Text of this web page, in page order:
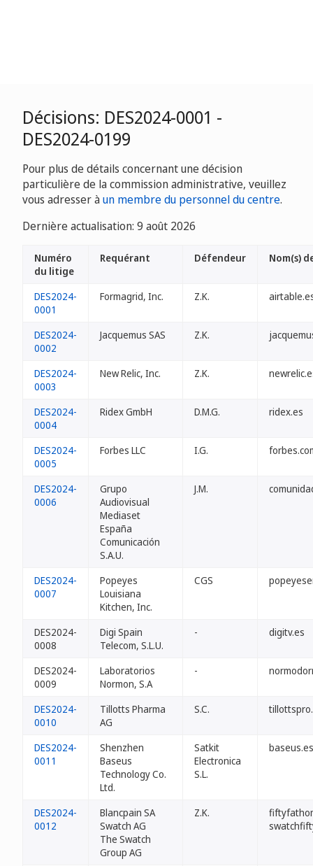
Décisions: DES2024-0001 -
DES2024-0199
Pour plus de détails concernant une décision
particulière de la commission administrative, veuillez
vous adresser àun membre du personnel du centre.
Dernière actualisation: 9 août 2026
Numéro
du litige
Requérant Défendeur Nom(s)
DES2024-
0001
Formagrid, Inc. Z.K.
DES2024-
0002
Jacquemus SAS Z.K.
DES2024-
0003
New Relic, Inc. Z.K.
DES2024-
0004
Ridex GmbH D.M.G. ridex.es
DES2024-
0005
Forbes LLC I.G.
DES2024-
0006
Grupo
Audiovisual
Mediaset
España
Comunicación
S.A.U.
J.M.
DES2024-
0007
Popeyes
Louisiana
Kitchen, Inc.
CGS
DES2024-
0008
Digi Spain
Telecom, S.L.U.
- digitv.es
DES2024-
0009
Laboratorios
Normon, S.A
-
DES2024-
0010
Tillotts Pharma
AG
S.C.
DES2024-
0011
Shenzhen
Baseus
Technology Co.
Ltd.
Satkit
Electronica
S.L.
baseus.es
DES2024-
0012
Blancpain SA
Swatch AG
The Swatch
Group AG
Z.K.